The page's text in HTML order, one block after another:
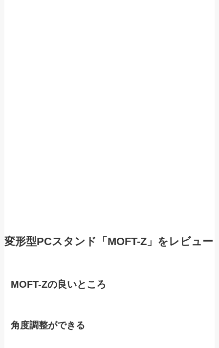
変形型PCスタンド「MOFT-Z」をレビュー
MOFT-Zの良いところ
角度調整ができる